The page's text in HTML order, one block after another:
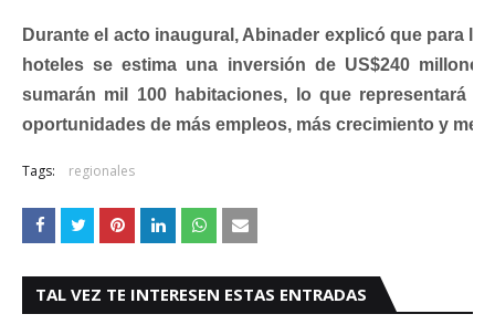
Durante el acto inaugural, Abinader explicó que para
hoteles se estima una inversión de US$240
sumarán mil 100 habitaciones, lo que representará
oportunidades de más empleos, más crecimiento y
Tags: regionales
TAL VEZ TE INTERESEN ESTAS ENTRADAS